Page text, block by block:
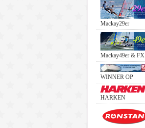
Mackay29er
Mackay49er & FX
WINNER OP
HARKEN